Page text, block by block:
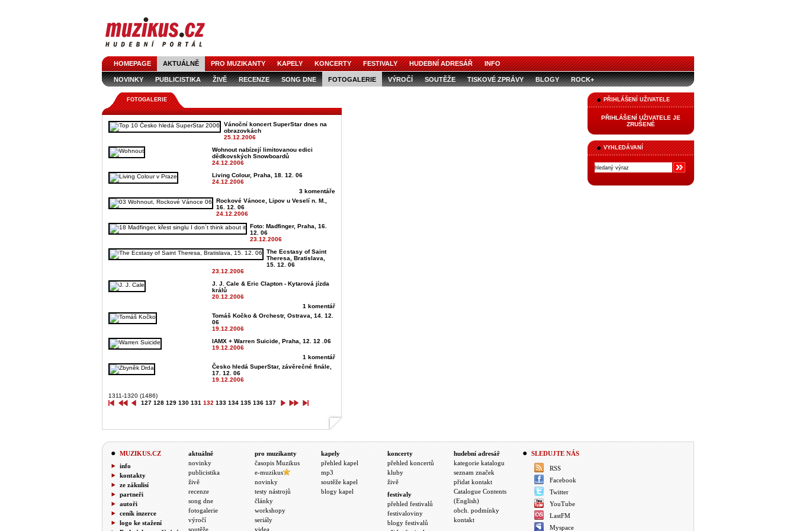
HOMEPAGE AKTUÁLNĚ PRO MUZIKANTY KAPELY KONCERTY FESTIVALY HUDEBNÍ ADRESÁŘ INFO
NOVINKY PUBLICISTIKA ŽIVĚ RECENZE SONG DNE FOTOGALERIE VÝROČÍ SOUTĚŽE TISKOVÉ ZPRÁVY BLOGY ROCK+
PŘIHLÁŠENÍ UŽIVATELE
PŘIHLÁŠENÍ UŽIVATELE JE
ZRUŠENÉ
VYHLEDÁVANÍ
FOTOGALERIE
Vánoční koncert SuperStar dnes na
obrazovkách
25.12.2006
Wohnout nabízejí limitovanou edici
dědkovských Snowboardů
24.12.2006
Living Colour, Praha, 18. 12. 06
24.12.2006
3 komentáře
Rockové Vánoce, Lipov u Veselí n. M.,
16. 12. 06
24.12.2006
Foto: Madfinger, Praha, 16.
12. 06
23.12.2006
The Ecstasy of Saint
Theresa, Bratislava,
15. 12. 06
23.12.2006
J. J. Cale & Eric Clapton - Kytarová jízda
králů
20.12.2006
1 komentář
Tomáš Kočko & Orchestr, Ostrava, 14. 12.
06
19.12.2006
IAMX + Warren Suicide, Praha, 12. 12 .06
19.12.2006
1 komentář
Česko hledá SuperStar, závěrečné finále,
17. 12. 06
19.12.2006
1311-1320 (1486)
127 128 129 130 131 132 133 134 135 136 137
MUZIKUS.CZ
info
kontakty
ze zákulisí
partneři
autoři
ceník inzerce
logo ke stažení
aktuálně
novinky
publicistika
živě
recenze
song dne
fotogalerie
výročí
soutěže
pro muzikanty
časopis Muzikus
e-muzikus
novinky
testy nástrojů
články
workshopy
seriály
videa
kapely
přehled kapel
mp3
soutěže kapel
blogy kapel
koncerty
přehled koncertů
kluby
živě
festivaly
přehled festivalů
festivaloviny
blogy festivalů
hudební adresář
kategorie katalogu
seznam značek
přidat kontakt
Catalogue Contents
(English)
obch. podmínky
kontakt
SLEDUJTE NÁS
RSS
Facebook
Twitter
YouTube
LastFM
Myspace